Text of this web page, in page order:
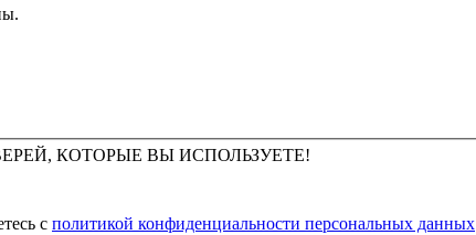
КОТОРЫЕ ВЫ ИСПОЛЬЗУЕТЕ!
с политикой конфиденциальности персональных данных